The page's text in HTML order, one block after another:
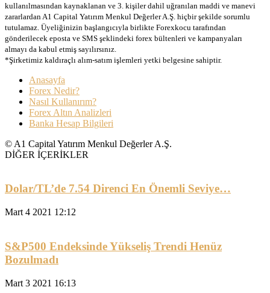
kullanılmasından kaynaklanan ve 3. kişiler dahil uğranılan maddi ve manevi
zararlardan A1 Capital Yatırım Menkul Değerler A.Ş. hiçbir şekilde sorumlu
tutulamaz. Üyeliğinizin başlangıcıyla birlikte Forexkocu tarafından
gönderilecek eposta ve SMS şeklindeki forex bültenleri ve kampanyaları
almayı da kabul etmiş sayılırsınız.
*Şirketimiz kaldıraçlı alım-satım işlemleri yetki belgesine sahiptir.
Anasayfa
Forex Nedir?
Nasıl Kullanırım?
Forex Altın Analizleri
Banka Hesap Bilgileri
© A1 Capital Yatırım Menkul Değerler A.Ş.
DİĞER İÇERİKLER
Dolar/TL’de 7.54 Direnci En Önemli Seviye…
Mart 4 2021 12:12
S&P500 Endeksinde Yükseliş Trendi Henüz
Bozulmadı
Mart 3 2021 16:13